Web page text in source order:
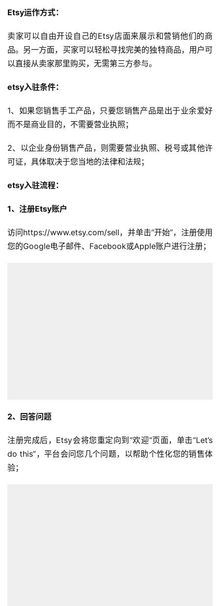
Etsy运作方式：
卖家可以自由开设自己的Etsy店面来展示和营销他们的商
品。另一方面，买家可以轻松寻找完美的独特商品，用户可
以直接从卖家那里购买，无需第三方参与。
etsy入驻条件：
1、如果您销售手工产品，只要您销售产品是出于业余爱好
而不是商业目的，不需要营业执照；
2、以企业身份销售产品，则需要营业执照、税号或其他许
可证，具体取决于您当地的法律和法规；
etsy入驻流程：
1、注册Etsy账户
访问https://www.etsy.com/sell，并单击“开始”，注册使用
您的Google电子邮件、Facebook或Apple账户进行注册；
2、回答问题
注册完成后，Etsy会将您重定向到“欢迎”页面，单击“Let’s
do this”，平台会问您几个问题，以帮助个性化您的销售体
验；